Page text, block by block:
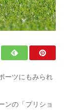
ーツにもみられ
ンの「プリショ